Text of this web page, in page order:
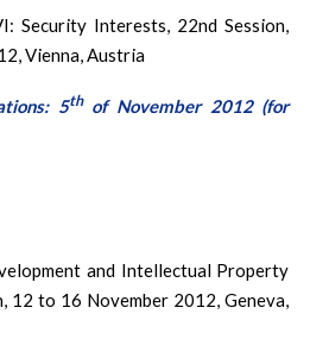
Security Interests, 22nd Session,
Vienna, Austria
5thof November 2012(for
and Intellectual Property
12 to 16 November 2012, Geneva,